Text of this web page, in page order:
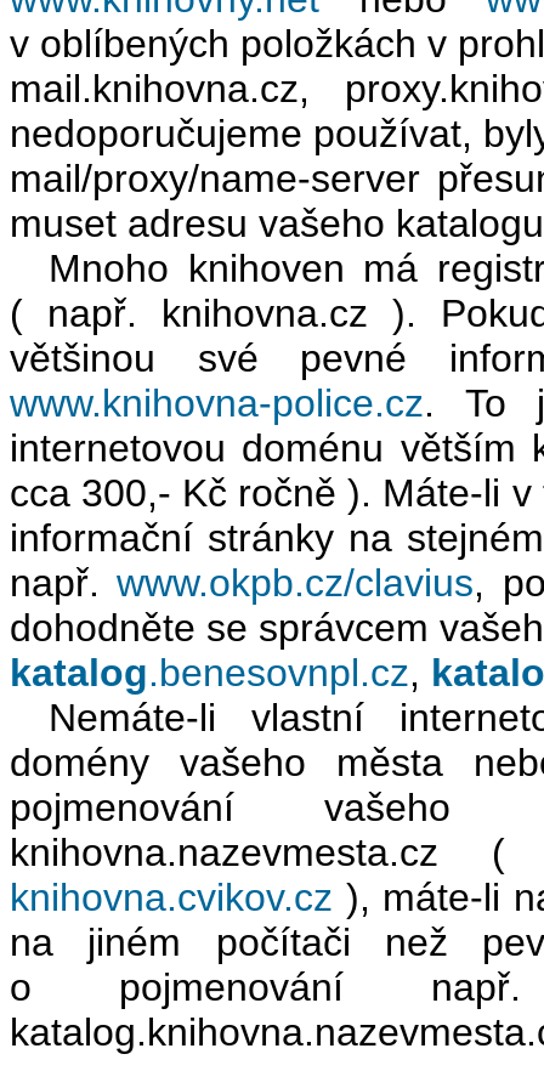
v oblíbených položkách v
mail.knihovna.cz,
nedoporučujeme používat,
mail/proxy/name-server
muset adresu vašeho
Mnoho knihoven má
( např. knihovna.cz ).
většinou své pevné
www.knihovna-police.cz. To
internetovou doménu větším
cca 300,- Kč ročně ). Máte-li
informační stránky na
např.www.okpb.cz/clavius,
dohodněte se správcem
katalog.benesovnpl.cz,
Nemáte-li vlastní
domény vašeho města
pojmenování vašeho
knihovna.cvikov.cz ), máte-li
na jiném počítači než
o pojmenování např.